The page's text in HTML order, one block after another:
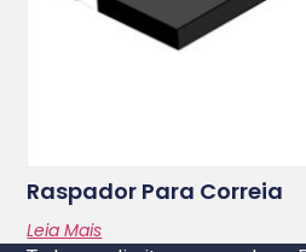
Raspador Para Correia
Leia Mais